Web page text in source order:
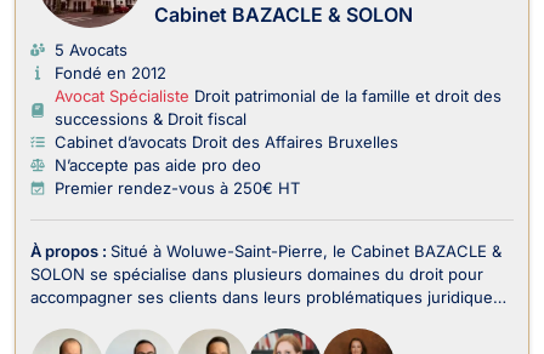
Cabinet BAZACLE & SOLON
5 Avocats
Fondé en 2012
Avocat Spécialiste Droit patrimonial de la famille et droit des
successions & Droit fiscal
Cabinet d’avocats Droit des Affaires Bruxelles
N’accepte pas aide pro deo
Premier rendez-vous à 250€ HT
À propos : Situé à Woluwe-Saint-Pierre, le Cabinet BAZACLE &
SOLON se spécialise dans plusieurs domaines du droit pour
accompagner ses clients dans leurs problématiques juridiques
des Affaires, Droit des Sociétés, Droit des Affaires, Droit des